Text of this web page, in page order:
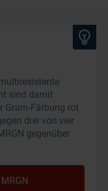
sind damit
Gram-Färbung rot
drei von vier
gegenüber